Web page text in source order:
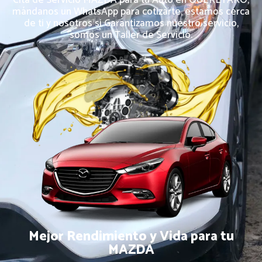
mándanos un WhatsApp para cotizarte, estamos cerca
de ti y nosotros si Garantizamos nuestro servicio,
somos un Taller de Servicio.
Mejor Rendimiento y Vida para tu
MAZDA